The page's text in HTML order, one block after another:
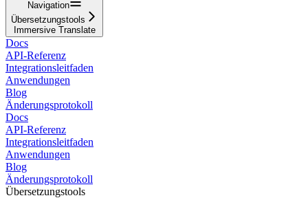
Navigation
Übersetzungstools
Immersive Translate
Docs
API-Referenz
Integrationsleitfaden
Anwendungen
Blog
Änderungsprotokoll
Docs
API-Referenz
Integrationsleitfaden
Anwendungen
Blog
Änderungsprotokoll
Übersetzungstools